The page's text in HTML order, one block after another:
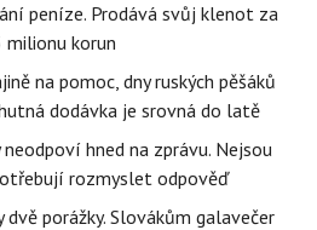
peníze. Prodává svůj klenot za
milionu korun
na pomoc, dny ruských pěšáků
dodávka je srovná do latě
hned na zprávu. Nejsou
rozmyslet odpověď
porážky. Slovákům galavečer